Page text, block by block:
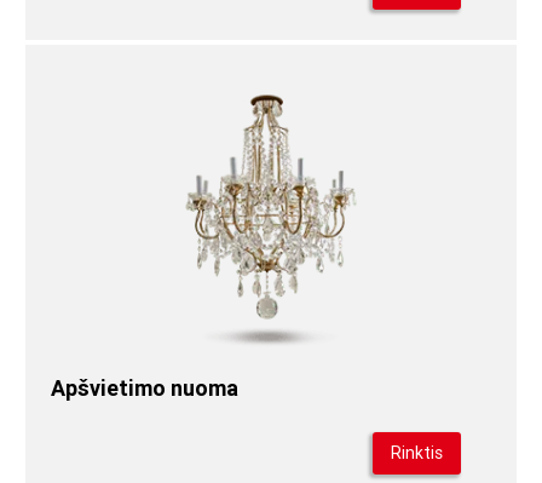
Apšvietimo nuoma
Rinktis